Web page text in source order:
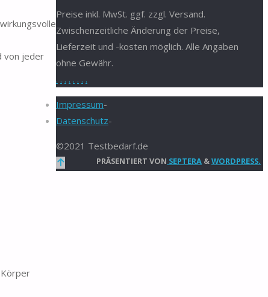
von jeder
Preise inkl. MwSt. ggf. zzgl. Versand.
Zwischenzeitliche Änderung der Preise,
Lieferzeit und -kosten möglich. Alle Angaben
ohne Gewähr.
. . . . . . . .
Impressum-
Datenschutz-
©2021 Testbedarf.de
PRÄSENTIERT VON SEPTERA &WORDPRESS.
Zurück